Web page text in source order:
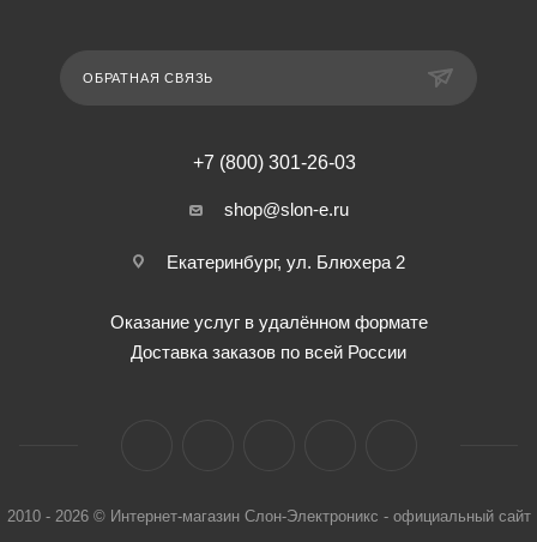
ОБРАТНАЯ СВЯЗЬ
+7 (800) 301-26-03
shop@slon-e.ru
Екатеринбург, ул. Блюхера 2
Оказание услуг в удалённом формате
Доставка заказов по всей России
2010 - 2026 © Интернет-магазин Слон-Электроникс - официальный сайт